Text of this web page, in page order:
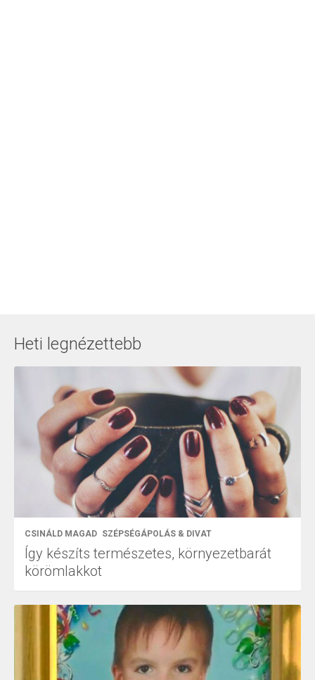
Heti legnézettebb
CSINÁLD MAGAD SZÉPSÉGÁPOLÁS & DIVAT
Így készíts természetes, környezetbarát
körömlakkot